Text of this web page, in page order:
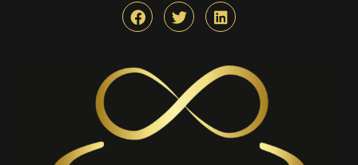
F
a
c
b
T
w
i
e
r
L
i
n
e
d